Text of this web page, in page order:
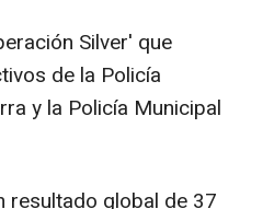
Silver' que
de la Policía
y la Policía Municipal
resultado global de 37